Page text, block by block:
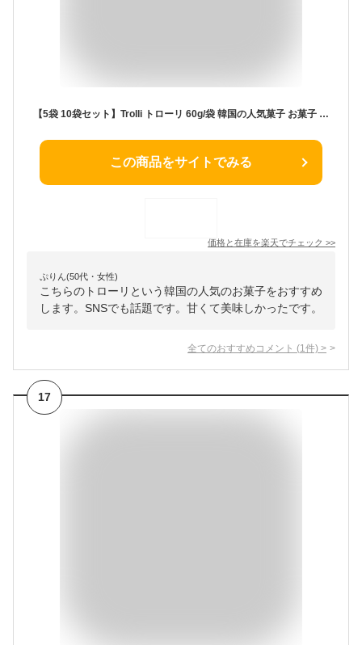
【5袋 10袋セット】Trolli トローリ 60g/袋 韓国の人気菓子 お菓子 ワームグミ コーラグミ 西瓜グミ いちごグミ ぶどうグミ SNS話題 お買い得 ミニ ぐみ 美味しい キャンディ 可愛い 韓国グミ 大人 子供 子ども 子供の日 贈り物 プレゼント 大量購入 trolli-009
この商品をサイトでみる
価格と在庫を楽天でチェック >>
ぷりん(50代・女性)
こちらのトローリという韓国の人気のお菓子をおすすめ
します。SNSでも話題です。甘くて美味しかったです。
全てのおすすめコメント (1 件) >
17